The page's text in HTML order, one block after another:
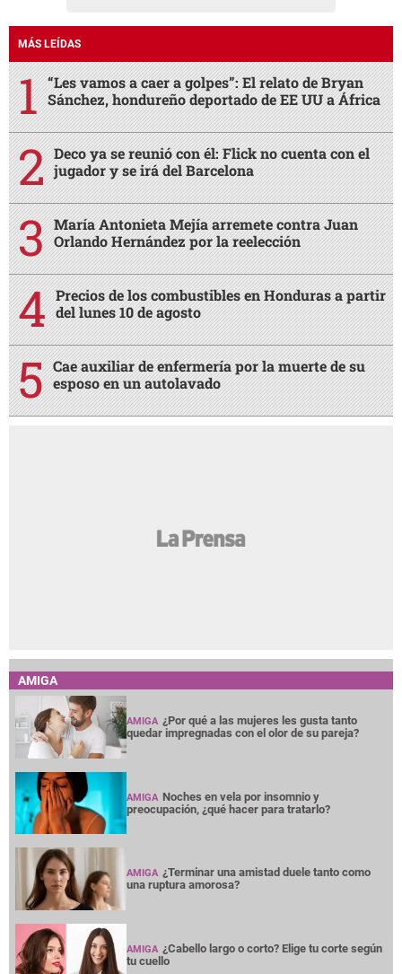
MÁS LEÍDAS
“Les vamos a caer a golpes”: El relato de Bryan
Sánchez, hondureño deportado de EE UU a África
Deco ya se reunió con él: Flick no cuenta con el
jugador y se irá del Barcelona
María Antonieta Mejía arremete contra Juan
Orlando Hernández por la reelección
Precios de los combustibles en Honduras a partir
del lunes 10 de agosto
Cae auxiliar de enfermería por la muerte de su
esposo en un autolavado
AMIGA
AMIGA ¿Por qué a las mujeres les gusta tanto
quedar impregnadas con el olor de su pareja?
AMIGA Noches en vela por insomnio y
preocupación, ¿qué hacer para tratarlo?
AMIGA ¿Terminar una amistad duele tanto como
una ruptura amorosa?
AMIGA ¿Cabello largo o corto? Elige tu corte según
tu cuello